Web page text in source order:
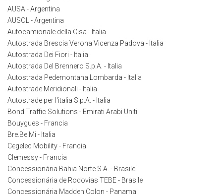
AUSA - Argentina
AUSOL - Argentina
Autocamionale della Cisa - Italia
Autostrada Brescia Verona Vicenza Padova - Italia
Autostrada Dei Fiori - Italia
Autostrada Del Brennero S.p.A. - Italia
Autostrada Pedemontana Lombarda - Italia
Autostrade Meridionali - Italia
Autostrade per l'italia S.p.A. - Italia
Bond Traffic Solutions - Emirati Arabi Uniti
Bouygues - Francia
Bre.Be.Mi - Italia
Cegelec Mobility - Francia
Clemessy - Francia
Concessionária Bahia Norte S.A. - Brasile
Concessionária de Rodovias TEBE - Brasile
Concessionária Madden Colon - Panama